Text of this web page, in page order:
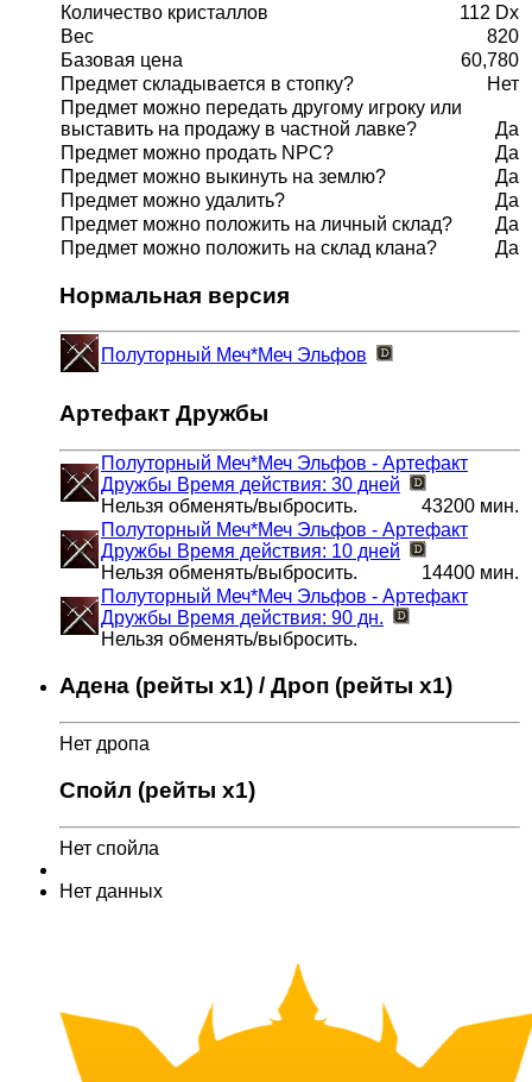
Количество кристаллов
112 Dx
Вес
820
Базовая цена
60,780
Предмет складывается в стопку?
Нет
Предмет можно передать другому игроку или
выставить на продажу в частной лавке?
Да
Предмет можно продать NPC?
Да
Предмет можно выкинуть на землю?
Да
Предмет можно удалить?
Да
Предмет можно положить на личный склад?
Да
Предмет можно положить на склад клана?
Да
Нормальная версия
Полуторный Меч*Меч Эльфов
Артефакт Дружбы
Полуторный Меч*Меч Эльфов - Артефакт
Дружбы Время действия: 30 дней
43200 мин.
Нельзя обменять/выбросить.
Полуторный Меч*Меч Эльфов - Артефакт
Дружбы Время действия: 10 дней
14400 мин.
Нельзя обменять/выбросить.
Полуторный Меч*Меч Эльфов - Артефакт
Дружбы Время действия: 90 дн.
Нельзя обменять/выбросить.
Адена (рейты x1) / Дроп (рейты x1)
Нет дропа
Спойл (рейты x1)
Нет спойла
Нет данных